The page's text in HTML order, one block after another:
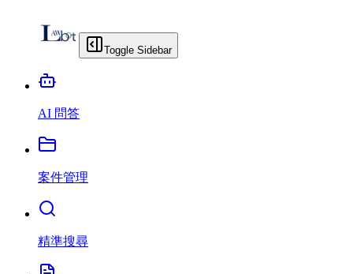
Toggle Sidebar
AI 問答
案件管理
精準搜尋